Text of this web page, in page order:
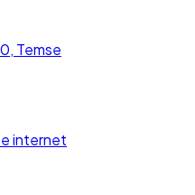
Temse
internet